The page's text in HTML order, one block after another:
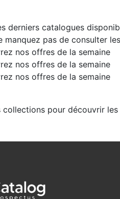
derniers catalogues
manquez pas de consulter
nos offres de la semaine
nos offres de la semaine
nos offres de la semaine
collections pour découvrir